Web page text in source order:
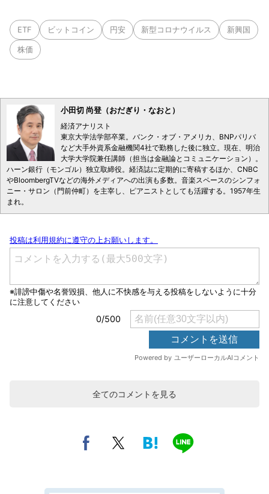
ETF ビットコイン 円安 新型コロナウイルス 新興国
株価
小田切 尚登（おだぎり・なおと）
経済アナリスト
東京大学法学部卒業。バンク・オブ・アメリカ、BNPパリバ
など大手外資系金融機関4社で勤務した後に独立。現在、明治
大学大学院兼任講師（担当は金融論とコミュニケーション）。
ハーン銀行（モンゴル）独立取締役。経済誌に定期的に寄稿するほか、CNBC
やBloombergTVなどの海外メディアへの出演も多数。音楽スペースのシンフォ
ニー・サロン（門前仲町）を主宰し、ピアニストとしても活躍する。1957年生
まれ。
全てのコメントを見る